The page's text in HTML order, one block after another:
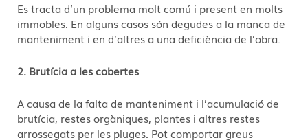
Es tracta d’un problema molt comú i present en molts
immobles. En alguns casos són degudes a la manca de
manteniment i en d’altres a una deficiència de l’obra.
2. Brutícia a les cobertes
A causa de la falta de manteniment i l’acumulació de
brutícia, restes orgàniques, plantes i altres restes
arrossegats per les pluges. Pot comportar greus